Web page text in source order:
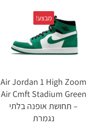
מבצע!
Air Jordan 1 High Zoom
Air Cmft Stadium Green
– תחושת אופנה בלתי
נגמרת